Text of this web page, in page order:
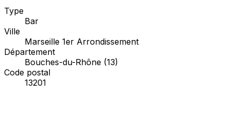
Type
Bar
Ville
Marseille 1er Arrondissement
Département
Bouches-du-Rhône (13)
Code postal
13201